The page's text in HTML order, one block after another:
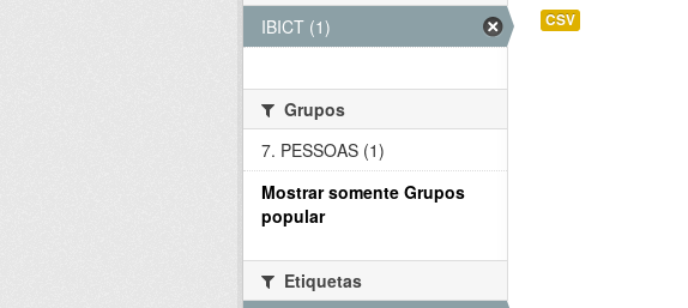
CSV
IBICT (1)
Grupos
7. PESSOAS (1)
Mostrar somente Grupos
popular
Etiquetas